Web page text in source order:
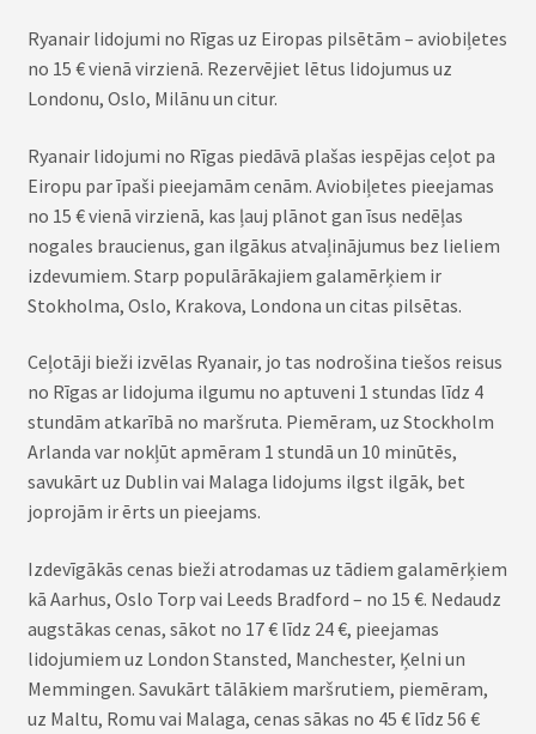
Ryanair lidojumi no Rīgas uz Eiropas pilsētām – aviobiļetes
no 15 € vienā virzienā. Rezervējiet lētus lidojumus uz
Londonu, Oslo, Milānu un citur.
Ryanair lidojumi no Rīgas piedāvā plašas iespējas ceļot pa
Eiropu par īpaši pieejamām cenām. Aviobiļetes pieejamas
no 15 € vienā virzienā, kas ļauj plānot gan īsus nedēļas
nogales braucienus, gan ilgākus atvaļinājumus bez lieliem
izdevumiem. Starp populārākajiem galamērķiem ir
Stokholma, Oslo, Krakova, Londona un citas pilsētas.
Ceļotāji bieži izvēlas Ryanair, jo tas nodrošina tiešos reisus
no Rīgas ar lidojuma ilgumu no aptuveni 1 stundas līdz 4
stundām atkarībā no maršruta. Piemēram, uz Stockholm
Arlanda var nokļūt apmēram 1 stundā un 10 minūtēs,
savukārt uz Dublin vai Malaga lidojums ilgst ilgāk, bet
joprojām ir ērts un pieejams.
Izdevīgākās cenas bieži atrodamas uz tādiem galamērķiem
kā Aarhus, Oslo Torp vai Leeds Bradford – no 15 €. Nedaudz
augstākas cenas, sākot no 17 € līdz 24 €, pieejamas
lidojumiem uz London Stansted, Manchester, Ķelni un
Memmingen. Savukārt tālākiem maršrutiem, piemēram,
uz Maltu, Romu vai Malaga, cenas sākas no 45 € līdz 56 €